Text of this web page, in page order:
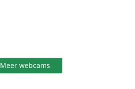
Meer webcams